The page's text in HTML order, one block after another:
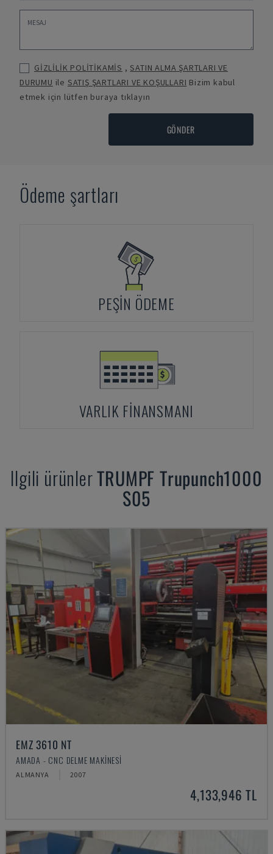
GİZLİLİK POLİTİKAMİS ,SATIN ALMA ŞARTLARI VE
DURUMU ile SATIŞ ŞARTLARI VE KOŞULLARI Bizim kabul
etmek için lütfen buraya tıklayın
GÖNDER
Ödeme şartları
PEŞIN ÖDEME
VARLIK FINANSMANI
Ilgili ürünlerTRUMPF Trupunch1000
S05
EMZ 3610 NT
AMADA - CNC DELME MAKINESI
ALMANYA 2007
4,133,946 TL